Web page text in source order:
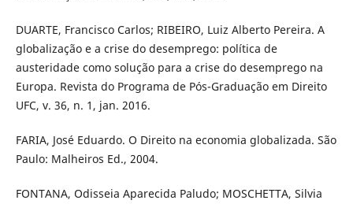
DUARTE, Francisco Carlos; RIBEIRO, Luiz Alberto Pereira. A
globalização e a crise do desemprego: política de
austeridade como solução para a crise do desemprego na
Europa. Revista do Programa de Pós-Graduação em Direito
UFC, v. 36, n. 1, jan. 2016.
FARIA, José Eduardo. O Direito na economia globalizada. São
Paulo: Malheiros Ed., 2004.
FONTANA, Odisseia Aparecida Paludo; MOSCHETTA, Silvia